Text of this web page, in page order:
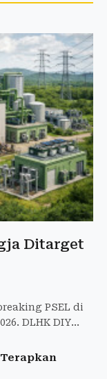
Ditarget
PSEL di
DLHK DIY